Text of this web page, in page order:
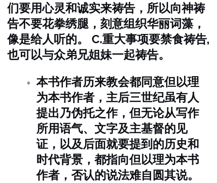
们要用心灵和诚实来祷告，所以向神祷
告不要花拳绣腿，刻意组织华丽词藻，
像是给人听的。
C.重大事项要禁食祷告,
也可以与众弟兄姐妹一起祷告。
本书作者历来教会都同意但以理
为本书作者，主后三世纪虽有人
提出乃伪托之作，但无论从写作
所用语气、文字及主基督的见
证，以及后面就要提到的历史和
时代背景，都指向但以理为本书
作者，否认的说法难自圆其说。